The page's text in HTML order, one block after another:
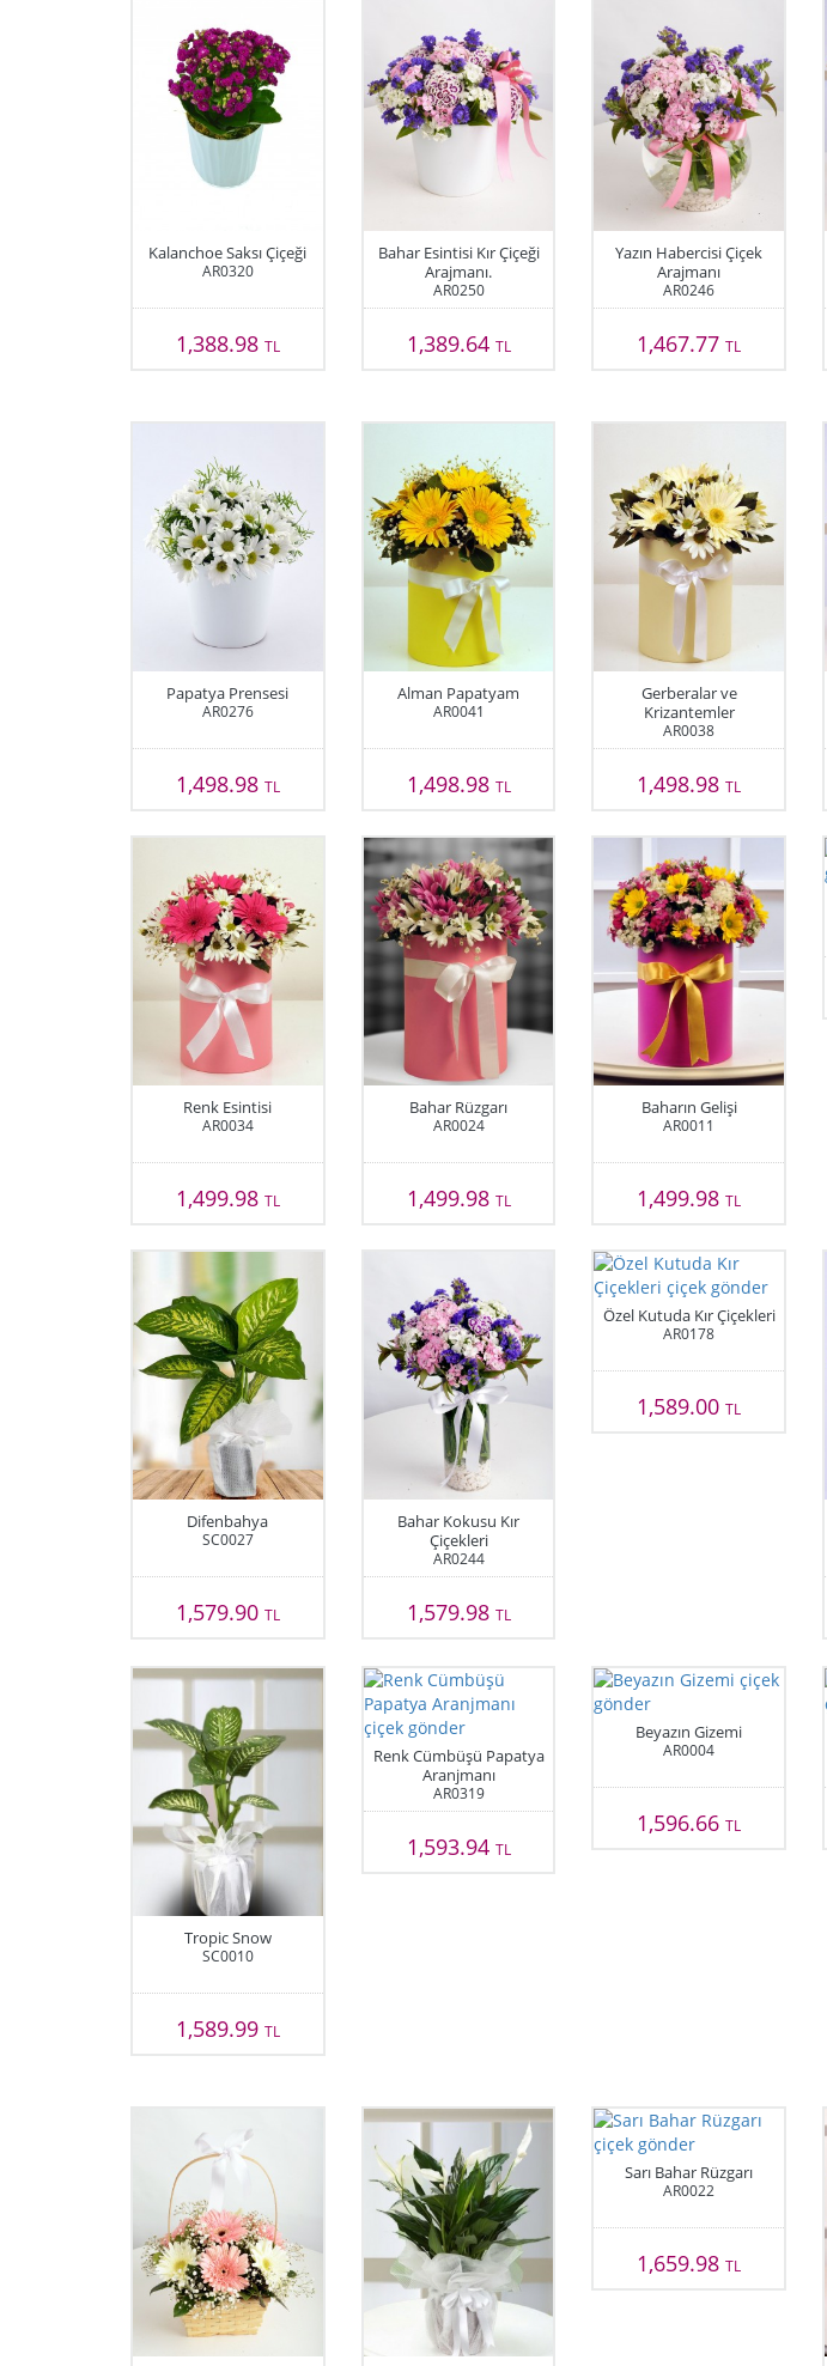
Kalanchoe Saksı Çiçeği
AR0320
1,388.98 TL
Bahar Esintisi Kır Çiçeği
Arajmanı.
AR0250
1,389.64 TL
Yazın Habercisi Çiçek
Arajmanı
AR0246
1,467.77TL
Papatya Prensesi
AR0276
1,498.98 TL
Alman Papatyam
AR0041
1,498.98 TL
Gerberalar ve
Krizantemler
AR0038
1,498.98TL
Renk Esintisi
AR0034
1,499.98 TL
Bahar Rüzgarı
AR0024
1,499.98 TL
Baharın Gelişi
AR0011
1,499.98TL
Difenbahya
SC0027
1,579.90 TL
Bahar Kokusu Kır
Çiçekleri
AR0244
1,579.98 TL
Özel Kutuda Kır Çiçekleri
AR0178
1,589.00TL
Tropic Snow
SC0010
1,589.99 TL
Renk Cümbüşü Papatya
Aranjmanı
AR0319
1,593.94 TL
Beyazın Gizemi
AR0004
1,596.66TL
Sarı Bahar Rüzgarı
AR0022
1,659.98TL